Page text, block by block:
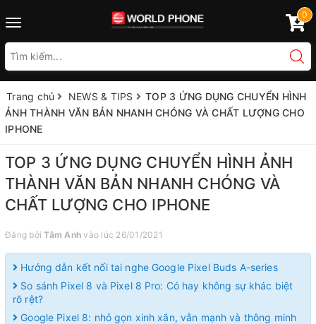
Toggle
0
Trang chủ NEWS & TIPS
TOP 3 ỨNG DỤNG CHUYỂN HÌNH
ẢNH THÀNH VĂN BẢN NHANH CHÓNG VÀ CHẤT LƯỢNG CHO
IPHONE
TOP 3 ỨNG DỤNG CHUYỂN HÌNH ẢNH
THÀNH VĂN BẢN NHANH CHÓNG VÀ
CHẤT LƯỢNG CHO IPHONE
Đăng bởiTâm Anh vào lúc 26/01/2021
Hướng dẫn kết nối tai nghe Google Pixel Buds A-series
So sánh Pixel 8 và Pixel 8 Pro: Có hay không sự khác biệt
rõ rệt?
Google Pixel 8: nhỏ gọn xinh xắn, vẫn mạnh và thông minh